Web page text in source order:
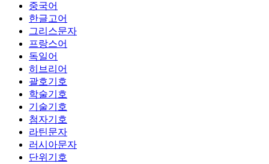
중국어
한글고어
그리스문자
프랑스어
독일어
히브리어
괄호기호
학술기호
기술기호
첨자기호
라틴문자
러시아문자
단위기호